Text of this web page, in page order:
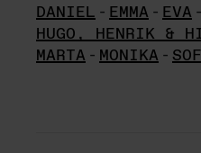
DANIEL - EMMA - EVA -
HUGO, HENRIK &
MARTA - MONIKA -